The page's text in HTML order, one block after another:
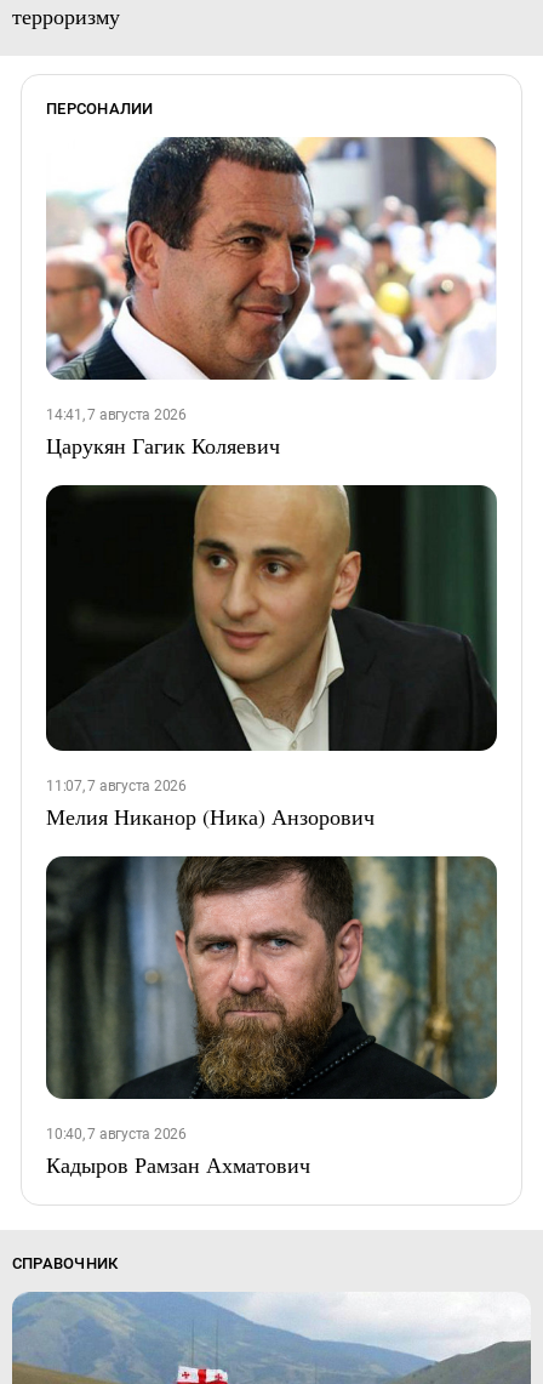
терроризму
ПЕРСОНАЛИИ
14:41, 7 августа 2026
Царукян Гагик Коляевич
11:07, 7 августа 2026
Мелия Никанор (Ника) Анзорович
10:40, 7 августа 2026
Кадыров Рамзан Ахматович
СПРАВОЧНИК